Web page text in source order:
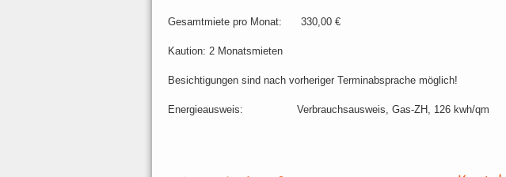
Gesamtmiete pro Monat: 330,00 €
Kaution: 2 Monatsmieten
Besichtigungen sind nach vorheriger Terminabsprache möglich!
Energieausweis: Verbrauchsausweis, Gas-ZH, 126 kwh/qm